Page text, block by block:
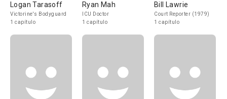
Logan Tarasoff
Victorine's Bodyguard
1 capítulo
Ryan Mah
ICU Doctor
1 capítulo
Bill Lawrie
Court Reporter (1979)
1 capítulo